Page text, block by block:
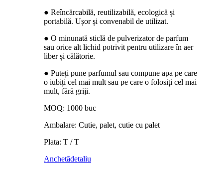
● Reîncărcabilă, reutilizabilă, ecologică și
portabilă. Ușor și convenabil de utilizat.
● O minunată sticlă de pulverizator de parfum
sau orice alt lichid potrivit pentru utilizare în aer
liber și călătorie.
● Puteți pune parfumul sau compune apa pe care
o iubiți cel mai mult sau pe care o folosiți cel mai
mult, fără griji.
MOQ: 1000 buc
Ambalare: Cutie, palet, cutie cu palet
Plata: T / T
Anchetădetaliu